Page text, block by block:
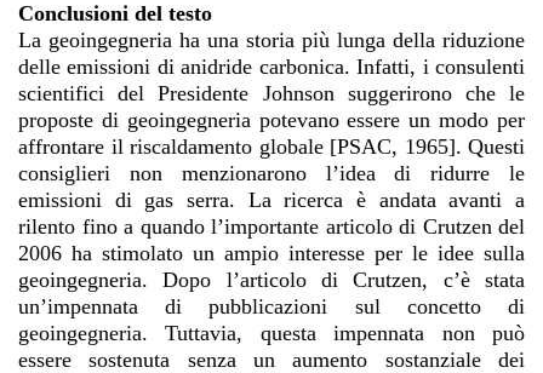
Conclusioni del testo
La geoingegneria ha una storia più lunga della riduzione
delle emissioni di anidride carbonica. Infatti, i consulenti
scientifici del Presidente Johnson suggerirono che le
proposte di geoingegneria potevano essere un modo per
affrontare il riscaldamento globale [PSAC, 1965]. Questi
consiglieri non menzionarono l’idea di ridurre le
emissioni di gas serra. La ricerca è andata avanti a
rilento fino a quando l’importante articolo di Crutzen del
2006 ha stimolato un ampio interesse per le idee sulla
geoingegneria. Dopo l’articolo di Crutzen, c’è stata
un’impennata di pubblicazioni sul concetto di
geoingegneria. Tuttavia, questa impennata non può
essere sostenuta senza un aumento sostanziale dei